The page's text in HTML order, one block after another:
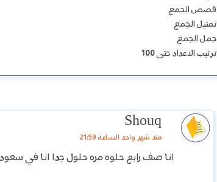
قصص الجمع
تمثيل الجمع
جمل الجمع
ترتيب الاعداد حتى 100
Shouq
منذ شهر واحد الساعة 21:59
انا صف رابع حلوه مره حلول جدا انا في